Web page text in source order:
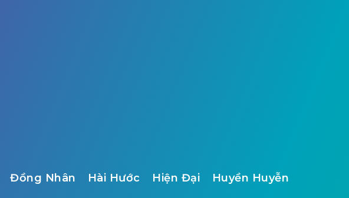
Đồng Nhân Hài Hước Hiện Đại Huyền Huyễn